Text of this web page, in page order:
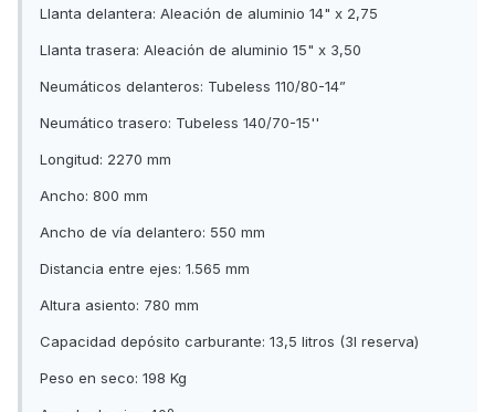
Llanta delantera: Aleación de aluminio 14" x 2,75
Llanta trasera: Aleación de aluminio 15" x 3,50
Neumáticos delanteros: Tubeless 110/80-14”
Neumático trasero: Tubeless 140/70-15''
Longitud: 2270 mm
Ancho: 800 mm
Ancho de vía delantero: 550 mm
Distancia entre ejes: 1.565 mm
Altura asiento: 780 mm
Capacidad depósito carburante: 13,5 litros (3l reserva)
Peso en seco: 198 Kg